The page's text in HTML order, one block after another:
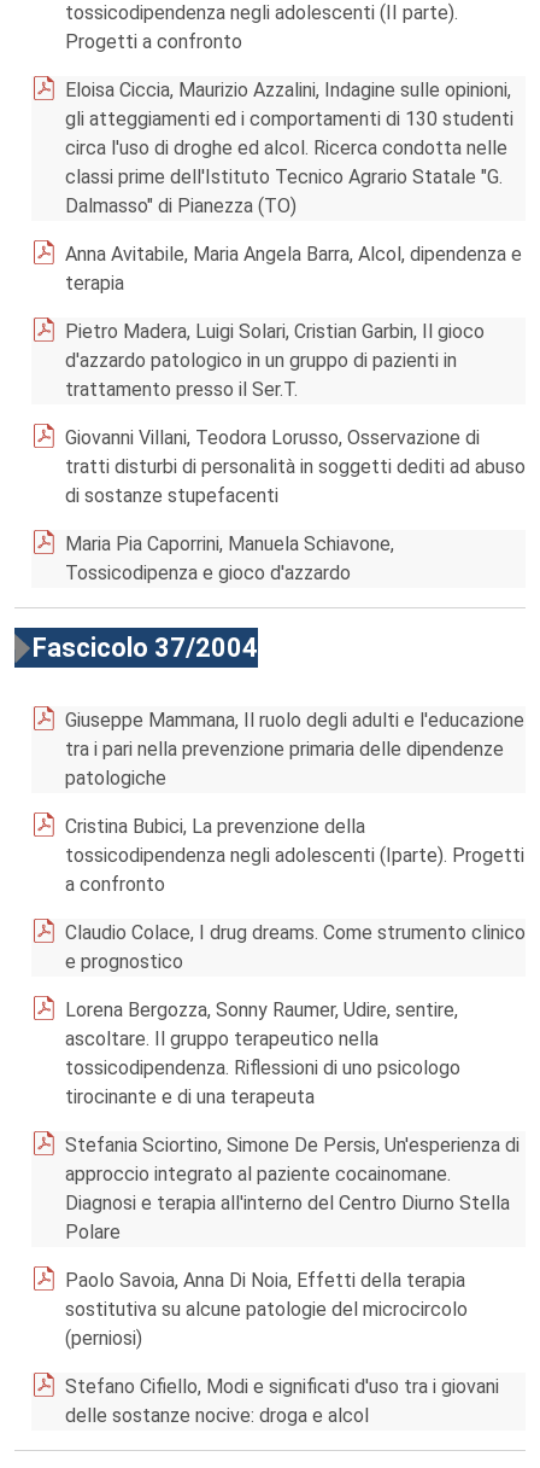
tossicodipendenza negli adolescenti (II parte).
Progetti a confronto
Eloisa Ciccia, Maurizio Azzalini, Indagine sulle opinioni,
gli atteggiamenti ed i comportamenti di 130 studenti
circa l'uso di droghe ed alcol. Ricerca condotta nelle
classi prime dell'Istituto Tecnico Agrario Statale "G.
Dalmasso" di Pianezza (TO)
Anna Avitabile, Maria Angela Barra, Alcol, dipendenza e
terapia
Pietro Madera, Luigi Solari, Cristian Garbin, Il gioco
d'azzardo patologico in un gruppo di pazienti in
trattamento presso il Ser.T.
Giovanni Villani, Teodora Lorusso, Osservazione di
tratti disturbi di personalità in soggetti dediti ad abuso
di sostanze stupefacenti
Maria Pia Caporrini, Manuela Schiavone,
Tossicodipenza e gioco d'azzardo
Fascicolo 37/2004
Giuseppe Mammana, Il ruolo degli adulti e l'educazione
tra i pari nella prevenzione primaria delle dipendenze
patologiche
Cristina Bubici, La prevenzione della
tossicodipendenza negli adolescenti (Iparte). Progetti
a confronto
Claudio Colace, I drug dreams. Come strumento clinico
e prognostico
Lorena Bergozza, Sonny Raumer, Udire, sentire,
ascoltare. Il gruppo terapeutico nella
tossicodipendenza. Riflessioni di uno psicologo
tirocinante e di una terapeuta
Stefania Sciortino, Simone De Persis, Un'esperienza di
approccio integrato al paziente cocainomane.
Diagnosi e terapia all'interno del Centro Diurno Stella
Polare
Paolo Savoia, Anna Di Noia, Effetti della terapia
sostitutiva su alcune patologie del microcircolo
(perniosi)
Stefano Cifiello, Modi e significati d'uso tra i giovani
delle sostanze nocive: droga e alcol